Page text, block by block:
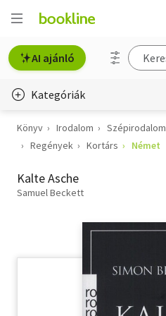
AI ajánló
Kategóriák
Életmód, egészség
Gyermek- és ifjúsági
Hobbi, szabadidő
Könyv Irodalom Szépirodalom
Regények
Kortárs Német
Kalte Asche
Samuel Beckett